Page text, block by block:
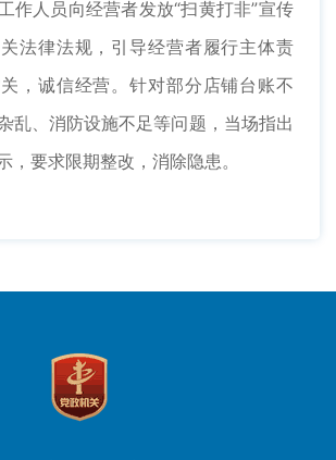
人员向经营者发放“扫黄打非”宣传
法律法规，引导经营者履行主体责
，诚信经营。针对部分店铺台账不
乱、消防设施不足等问题，当场指出
，要求限期整改，消除隐患。